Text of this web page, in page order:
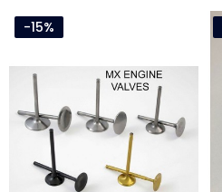
-15%